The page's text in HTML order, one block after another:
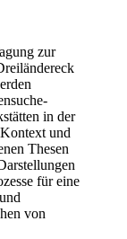
zur
in der
und
Thesen
für eine
von